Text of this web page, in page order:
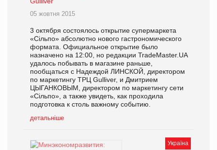
05 жовтня 2015
3 октября состоялось открытие супермаркета
«Сільпо» абсолютно нового гастрономического
формата. Официальное открытие было
назначено на 12:00, но редакции TradeMaster.UA
удалось побывать в магазине раньше,
пообщаться с Надеждой ЛИНСКОЙ, директором
по маркетингу ТРЦ Gulliver, и Дмитрием
ЦЫГАНКОВЫМ, директором по маркетингу сети
«Сільпо», а также увидеть, как проходила
подготовка к столь важному событию.
детальніше
Україна